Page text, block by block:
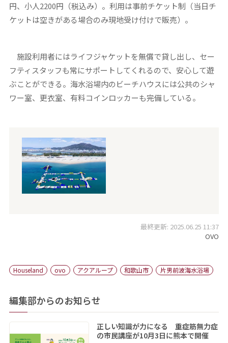
円、小人2200円（税込み）。利用は事前チケット制（当日チ
ケットは空きがある場合のみ現地受け付けで販売）。
施設利用者にはライフジャケットを無償で貸し出し、セー
フティスタッフも常にサポートしてくれるので、安心して遊
ぶことができる。海水浴場内のビーチハウスには公共のシャ
ワー室、更衣室、有料コインロッカーも完備している。
最終更新: 2025.06.25 11:37
OVO
Houseland ovo アクアループ 和歌山市 片男前波海水浴場
編集部からのお知らせ
正しい知識が力になる 重症筋無力症
の市民講座が10月3日に熊本で開催